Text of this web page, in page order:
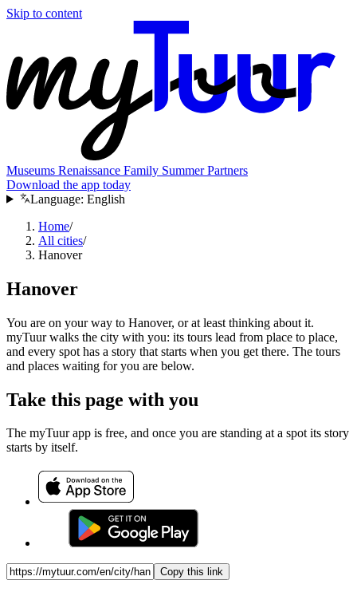
Skip to content
Museums Renaissance Family SummerPartners
Download the app today
Language: English
Home/
All cities/
Hanover
Hanover
You are on your way to Hanover, or at least thinking about it.
myTuur walks the city with you: its tours lead from place to place,
and every spot has a story that starts when you get there. The tours
and places waiting for you are below.
Take this page with you
The myTuur app is free, and once you are standing at a spot its story
starts by itself.
Copy this link